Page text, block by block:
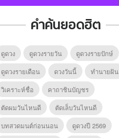
คำค้นยอดฮิต
ดูดวง ดูดวงรายวัน
ดูดวงรายปักษ์
ดูดวงรายเดือน
ดวงวันนี้
ทํานายฝัน
วิเคราะห์ชื่อ
คาถาชินบัญชร
ตัดผมวันไหนดี
ตัดเล็บวันไหนดี
บทสวดมนต์ก่อนนอน
ดูดวงปี 2569